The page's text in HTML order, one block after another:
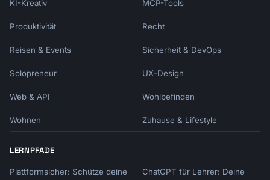
KI-Kreativ MCP-Tools
Produktivität Recht
Reisen & Events Sicherheit & DevOps
Solopreneur UX-Design
Web & API Wohlbefinden
Wohnen Zuhause & Lifestyle
LERNPFADE
Plattformsicher: Schütze deine
ChatGPT für Lehrer: Deine